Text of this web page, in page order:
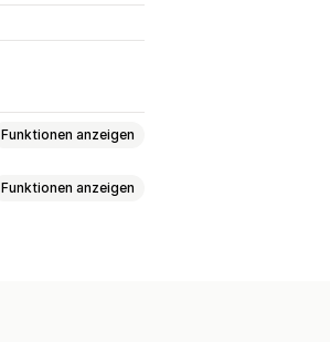
Funktionen anzeigen
Funktionen anzeigen